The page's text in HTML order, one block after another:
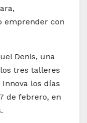
emprender con
Denis, una
tres talleres
los días
de febrero, en